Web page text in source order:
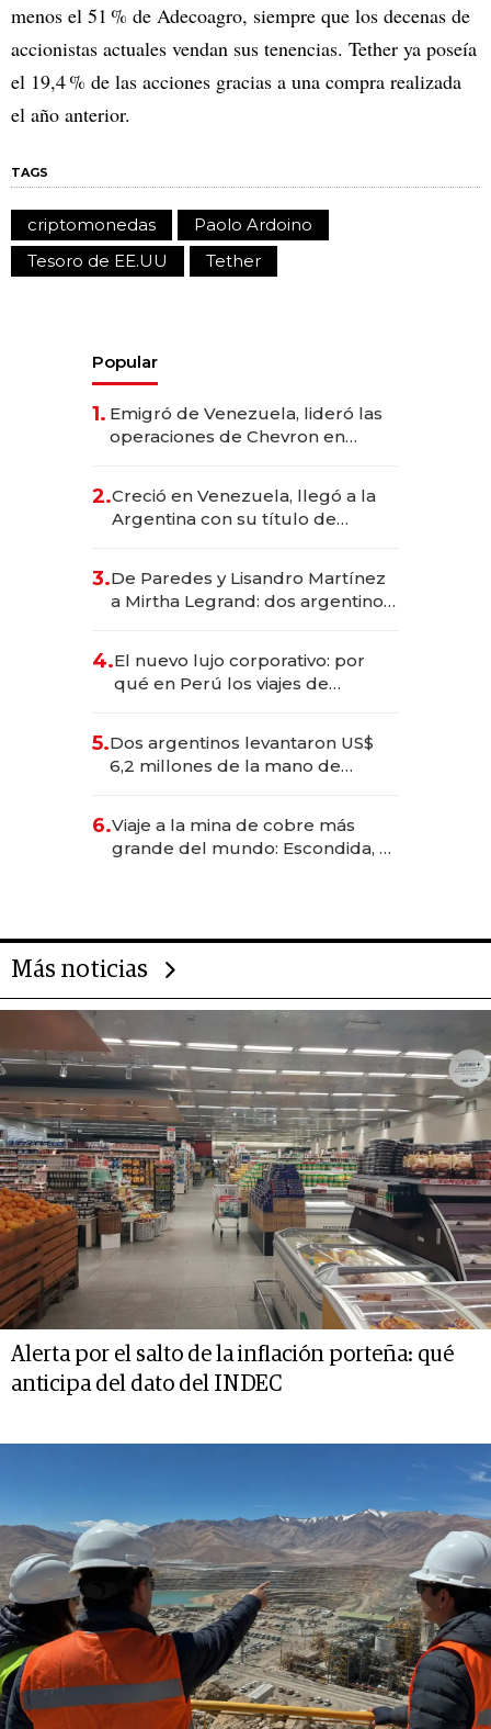
menos el 51 % de Adecoagro, siempre que los decenas de
accionistas actuales vendan sus tenencias. Tether ya poseía
el 19,4 % de las acciones gracias a una compra realizada
el año anterior.
TAGS
criptomonedas
Paolo Ardoino
Tesoro de EE.UU
Tether
Popular
1. Emigró de Venezuela, lideró las
operaciones de Chevron en
2.Creció en Venezuela, llegó a la
Argentina con su título de
las marcas "fast premium"
3.De Paredes y Lisandro Martínez
a Mirtha Legrand: dos argentinos
4.El nuevo lujo corporativo: por
qué en Perú los viajes de
transformadoras
5.Dos argentinos levantaron US$
6,2 millones de la mano de
6.Viaje a la mina de cobre más
grande del mundo: Escondida, el
Más noticias
Alerta por el salto de la inflación porteña: qué
anticipa del dato del INDEC